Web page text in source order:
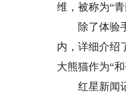
维，被称为“
除了体验手
内，详细介绍
大熊猫作为“
红星新闻记